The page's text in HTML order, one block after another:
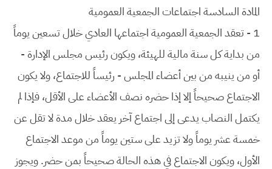
المادة السادسة اجتماعات الجمعية العمومية
1 - تعقد الجمعية العمومية اجتماعها العادي خلال تسعين يوماً
من بداية كل سنة مالية للهيئة، ويكون رئيس مجلس الإدارة -
أو من ينيبه من بين أعضاء المجلس - رئيساً للاجتماع، ولا يكون
الاجتماع صحيحاً إلا إذا حضره نصف الأعضاء على الأقل، فإذا لم
يكتمل النصاب يدعى إلى اجتماع آخر يعقد خلال مدة لا تقل عن
خمسة عشر يوماً ولا تزيد على ستين يوماً من موعد الاجتماع
الأول، ويكون الاجتماع في هذه الحالة صحيحاً بمن حضر. ويجوز